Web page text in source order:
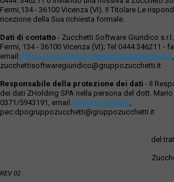
Fermi,134 - 36100 Vicenza (VI). Il Titolare Le
ricezione della Sua richiesta formale.
Dati di contatto - Zucchetti Software Giuridico
Fermi, 134 - 36100 Vicenza (VI); Tel 0444.346211 -
email:ufficio.privacy@zucchettisoftwaregiuridico.it
zucchettisoftwaregiuridico@gruppozucchetti.it
Responsabile della protezione dei dati - Il
dei dati ZHolding SPA nella persona del dott. Mario
0371/5943191, email:dpo@zucchetti.it,
pec:dpogruppozucchetti@gruppozucchetti.it
del
REV 02